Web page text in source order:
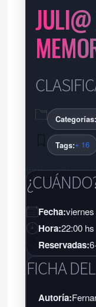
JULI@
Tags:+ 16
Fecha:
Hora:22:00 hs
Reservadas:6·
FICHA
Autoría: